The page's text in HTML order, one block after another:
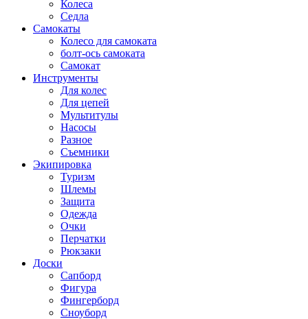
Колеса
Седла
Самокаты
Колесо для самоката
болт-ось самоката
Самокат
Инструменты
Для колес
Для цепей
Мультитулы
Насосы
Разное
Съемники
Экипировка
Туризм
Шлемы
Защита
Одежда
Очки
Перчатки
Рюкзаки
Доски
Сапборд
Фигура
Фингерборд
Сноуборд